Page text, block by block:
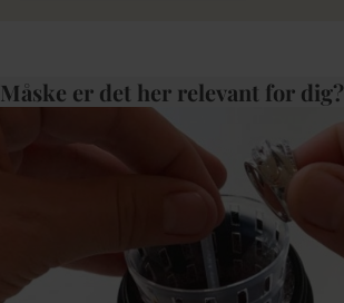
Måske er det her relevant for dig?